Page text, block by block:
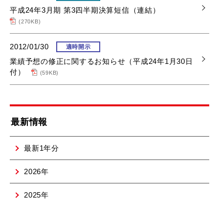
平成24年3月期 第3四半期決算短信（連結）
(270KB)
2012/01/30 適時開示
業績予想の修正に関するお知らせ（平成24年1月30日
付）
(59KB)
最新情報
最新1年分
2026年
2025年